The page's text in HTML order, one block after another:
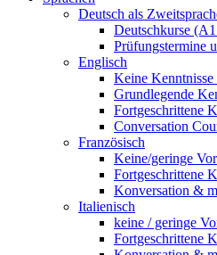
Deutsch als
Deutschkurse
Prüfungstermine
Englisch
Keine
Grundlegende
Fortgeschrittene
Conversation
Französisch
Keine/geringe
Fortgeschrittene
Konversation &
Italienisch
keine / geringe
Fortgeschrittene